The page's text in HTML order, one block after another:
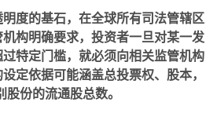
度的基石，在全球所有司法管辖区
构明确要求，投资者一旦对某一发
特定门槛，就必须向相关监管机构
定依据可能涵盖总投票权、股本，
份的流通股总数。